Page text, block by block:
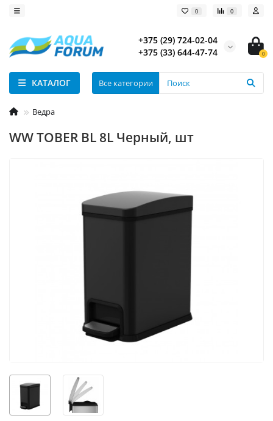
0 0
+375 (29) 724-02-04
+375 (33) 644-47-74
0
КАТАЛОГ Все категории
Ведра
WW TOBER BL 8L Черный, шт